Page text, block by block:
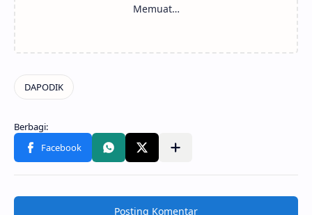
Posting Komentar